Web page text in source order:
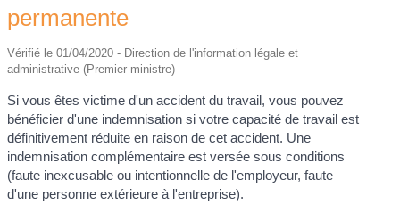
permanente
Vérifié le 01/04/2020 - Direction de l'information légale et
administrative (Premier ministre)
Si vous êtes victime d'un accident du travail, vous pouvez
bénéficier d'une indemnisation si votre capacité de travail est
définitivement réduite en raison de cet accident. Une
indemnisation complémentaire est versée sous conditions
(faute inexcusable ou intentionnelle de l'employeur, faute
d'une personne extérieure à l'entreprise).